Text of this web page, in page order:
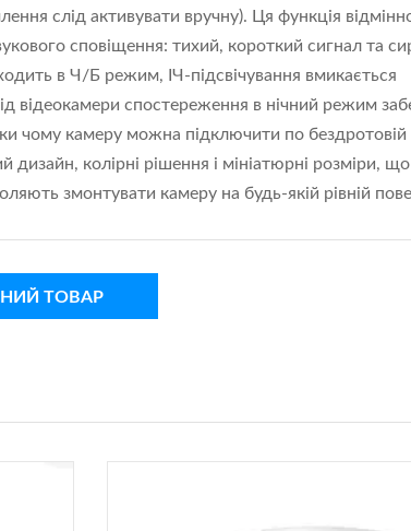
слід активувати вручну). Ця функція
сповіщення: тихий, короткий сигнал та
в Ч/Б режим, ІЧ-підсвічування вмикається
відеокамери спостереження в нічний режим
чому камеру можна підключити по
колірні рішення і мініатюрні розміри, що
змонтувати камеру на будь-якій рівній
ТОВАР